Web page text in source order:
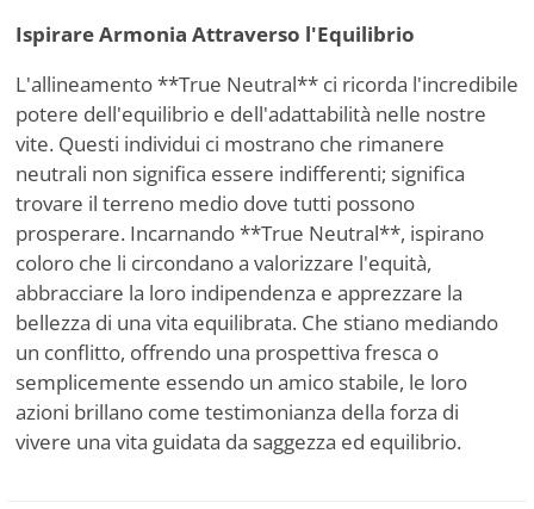
Ispirare Armonia Attraverso l'Equilibrio
L'allineamento **True Neutral** ci ricorda l'incredibile
potere dell'equilibrio e dell'adattabilità nelle nostre
vite. Questi individui ci mostrano che rimanere
neutrali non significa essere indifferenti; significa
trovare il terreno medio dove tutti possono
prosperare. Incarnando **True Neutral**, ispirano
coloro che li circondano a valorizzare l'equità,
abbracciare la loro indipendenza e apprezzare la
bellezza di una vita equilibrata. Che stiano mediando
un conflitto, offrendo una prospettiva fresca o
semplicemente essendo un amico stabile, le loro
azioni brillano come testimonianza della forza di
vivere una vita guidata da saggezza ed equilibrio.